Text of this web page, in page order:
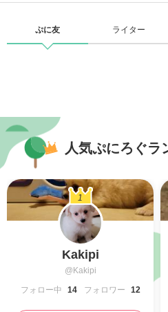
ぷに友 ライター
人気ぷにろぐラ
1
Kakipi
@Kakipi
フォロー中
14 フォロワー 12